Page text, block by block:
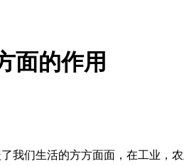
面的作用
我们生活的方方面面，在工业，